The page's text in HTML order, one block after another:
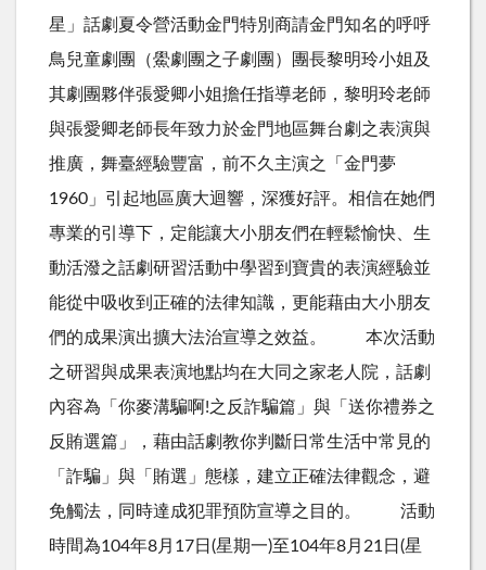
星」話劇夏令營活動金門特別商請金門知名的呼呼
鳥兒童劇團（鱟劇團之子劇團）團長黎明玲小姐及
其劇團夥伴張愛卿小姐擔任指導老師，黎明玲老師
與張愛卿老師長年致力於金門地區舞台劇之表演與
推廣，舞臺經驗豐富，前不久主演之「金門夢
1960」引起地區廣大迴響，深獲好評。相信在她們
專業的引導下，定能讓大小朋友們在輕鬆愉快、生
動活潑之話劇研習活動中學習到寶貴的表演經驗並
能從中吸收到正確的法律知識，更能藉由大小朋友
們的成果演出擴大法治宣導之效益。 本次活動
之研習與成果表演地點均在大同之家老人院，話劇
內容為「你麥溝騙啊!之反詐騙篇」與「送你禮券之
反賄選篇」，藉由話劇教你判斷日常生活中常見的
「詐騙」與「賄選」態樣，建立正確法律觀念，避
免觸法，同時達成犯罪預防宣導之目的。 活動
時間為104年8月17日(星期一)至104年8月21日(星